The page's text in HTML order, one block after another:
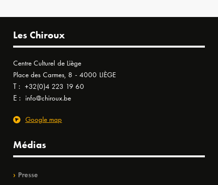
Les Chiroux
Centre Culturel de Liège
Place des Carmes, 8 - 4000 LIÈGE
T : +32(0)4 223 19 60
E : info@chiroux.be
Google map
Médias
Presse